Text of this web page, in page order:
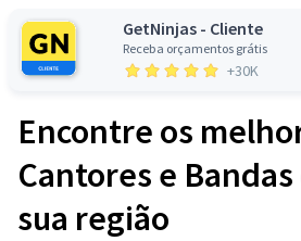
GetNinjas - Cliente
Receba orçamentos grátis
+30K
Encontre os
Cantores e
sua região